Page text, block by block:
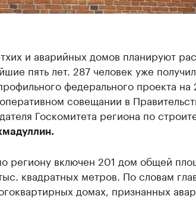
и аварийных домов планируют
пять лет. 287 человек уже
федерального проекта на
совещании в
Госкомитета региона по
региону включен 201 дом общей
квадратных метров. По словам
домах, признанных